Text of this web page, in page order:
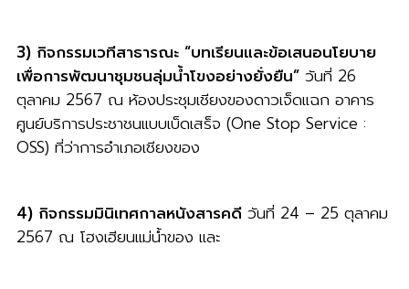
3) กิจกรรมเวทีสาธารณะ “บทเรียนและข้อเสนอนโยบาย
เพื่อการพัฒนาชุมชนลุ่มน้ำโขงอย่างยั่งยืน” วันที่ 26
ตุลาคม 2567 ณ ห้องประชุมเชียงของดาวเจ็ดแฉก อาคาร
ศูนย์บริการประชาชนแบบเบ็ดเสร็จ (One Stop Service :
OSS) ที่ว่าการอำเภอเชียงของ
4) กิจกรรมมินิเทศกาลหนังสารคดี วันที่ 24 – 25 ตุลาคม
2567 ณ โฮงเฮียนแม่น้ำของ และ